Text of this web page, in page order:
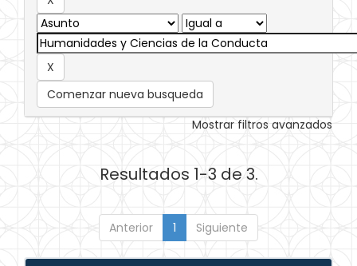
Comenzar nueva busqueda
Mostrar filtros avanzados
Resultados 1-3 de 3.
Anterior 1 Siguiente